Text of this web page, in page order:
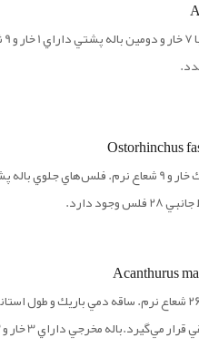
داراي 3 خار و 23 يا 24 شعاع نرم.